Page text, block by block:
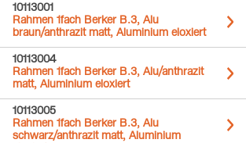
10113001
Rahmen 1fach Berker B.3, Alu
braun/anthrazit matt, Aluminium eloxiert
10113004
Rahmen 1fach Berker B.3, Alu/anthrazit
matt, Aluminium eloxiert
10113005
Rahmen 1fach Berker B.3, Alu
schwarz/anthrazit matt, Aluminium